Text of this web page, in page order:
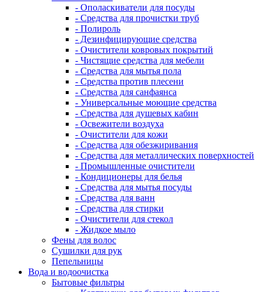
- Ополаскиватели для посуды
- Средства для прочистки труб
- Полироль
- Дезинфицирующие средства
- Очистители ковровых покрытий
- Чистящие средства для мебели
- Средства для мытья пола
- Средства против плесени
- Средства для санфаянса
- Универсальные моющие средства
- Средства для душевых кабин
- Освежители воздуха
- Очистители для кожи
- Средства для обезжиривания
- Средства для металлических поверхностей
- Промышленные очистители
- Кондиционеры для белья
- Средства для мытья посуды
- Средства для ванн
- Средства для стирки
- Очистители для стекол
- Жидкое мыло
Фены для волос
Сушилки для рук
Пепельницы
Вода и водоочистка
Бытовые фильтры